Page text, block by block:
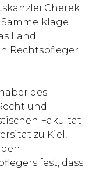
Cherek
Land
Rechtspfleger
des
und
Fakultät
zu Kiel,
fest, dass